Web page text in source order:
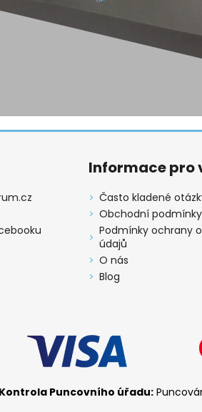
Informace pro
Často kladené
Obchodní podmínky
Podmínky ochrany
údajů
O nás
Blog
Kontrola Puncovního úřadu: